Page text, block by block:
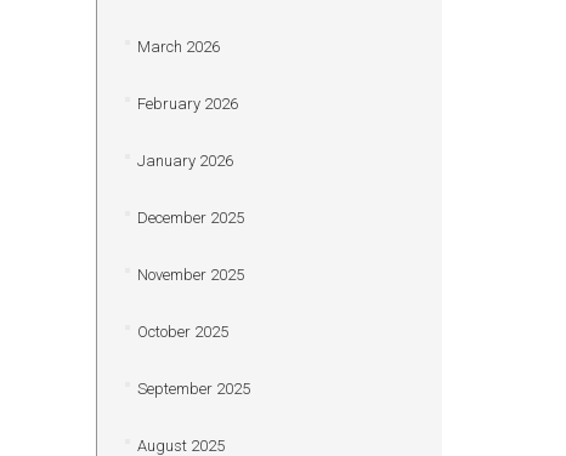
March 2026
February 2026
January 2026
December 2025
November 2025
October 2025
September 2025
August 2025